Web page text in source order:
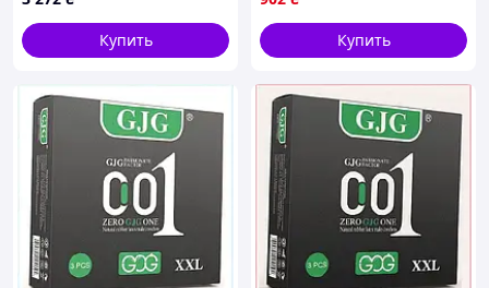
Купить
Купить